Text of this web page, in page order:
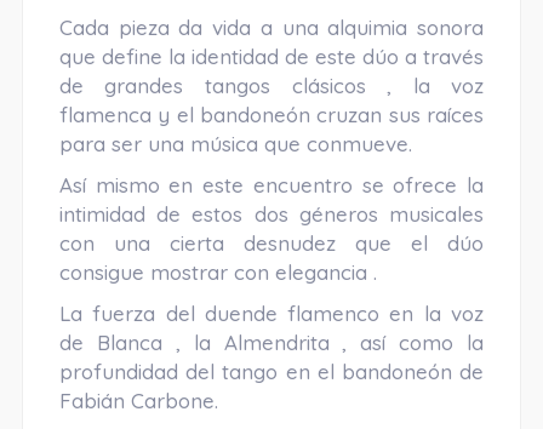
Cada pieza da vida a una alquimia sonora
que define la identidad de este dúo a través
de grandes tangos clásicos , la voz
flamenca y el bandoneón cruzan sus raíces
para ser una música que conmueve.
Así mismo en este encuentro se ofrece la
intimidad de estos dos géneros musicales
con una cierta desnudez que el dúo
consigue mostrar con elegancia .
La fuerza del duende flamenco en la voz
de Blanca , la Almendrita , así como la
profundidad del tango en el bandoneón de
Fabián Carbone.